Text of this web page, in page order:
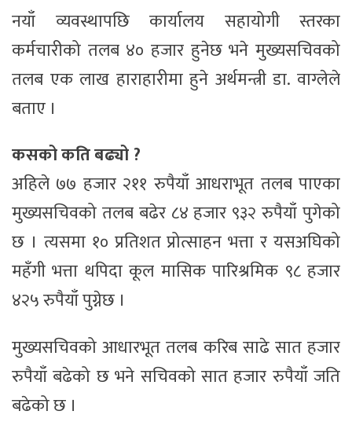
नयाँ व्यवस्थापछि कार्यालय सहायोगी स्तरका
कर्मचारीको तलब ४० हजार हुनेछ भने मुख्यसचिवको
तलब एक लाख हाराहारीमा हुने अर्थमन्त्री डा. वाग्लेले
बताए ।
कसको कति बढ्यो ?
अहिले ७७ हजार २११ रुपैयाँ आधराभूत तलब पाएका
मुख्यसचिवको तलब बढेर ८४ हजार ९३२ रुपैयाँ पुगेको
छ । त्यसमा १० प्रतिशत प्रोत्साहन भत्ता र यसअघिको
महँगी भत्ता थपिदा कूल मासिक पारिश्रमिक ९८ हजार
४२५ रुपैयाँ पुग्नेछ ।
मुख्यसचिवको आधारभूत तलब करिब साढे सात हजार
रुपैयाँ बढेको छ भने सचिवको सात हजार रुपैयाँ जति
बढेको छ ।